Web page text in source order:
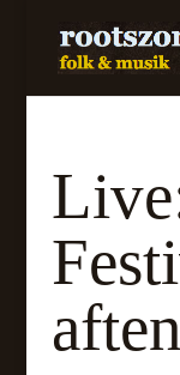
aften